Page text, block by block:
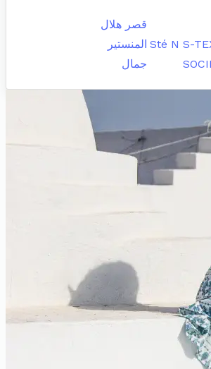
قصر هلال
Sté N S- المنستير
جمال